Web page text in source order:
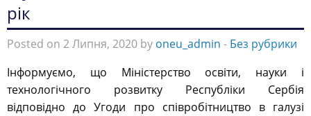
рік
Posted on 2 Липня, 2020 by oneu_admin - Без рубрики
Інформуємо, що Міністерство освіти, науки і
технологічного розвитку Республіки Сербія
відповідно до Угоди про співробітництво в галузі